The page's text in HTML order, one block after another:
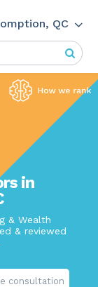
QC
in
& Wealth
& reviewed
consultation